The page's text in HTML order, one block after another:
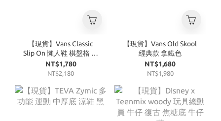
【現貨】Vans Classic
Slip On 懶人鞋 棋盤格 黑
白
NT$1,780
NT$2,180
【現貨】Vans Old Skool
經典款 拿鐵色
NT$1,680
NT$1,980